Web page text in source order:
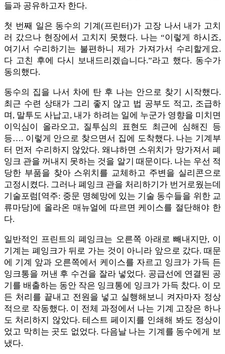
들과 공유하고자 한다.
첫 번째 일은 동수의 기계(프린터)가 고장 나서 내가 고치
러 갔으나 현장에서 고치지 못했다. 나는 “이렇게 하시죠,
여기서 수리하기는 불편하니 제가 가져가서 수리할게요.
다 고친 후에 다시 보내드리겠습니다.”라고 했다. 동수가
동의했다.
동수의 집을 나서 차에 탄 후 나는 안으로 찾기 시작했다.
최근 수련 상태가 그리 좋지 않고 법 공부도 적고, 조급하
며, 말투도 사납고, 내가 하려는 일에 누군가 영향을 미치면
이익심이 올라오고, 질투심의 표현도 최근에 심해진 등
등…. 이렇게 안으로 찾으면서 집에 도착했다. 나는 기계부
터 먼저 수리하지 않았다. 왜냐하면 스위치가 망가져서 폐
잉크 관을 꺼내지 못하는 것을 알기 때문이다. 나는 우선 적
당한 부품을 찾아 스위치를 교체하고 주변을 실리콘으로
고정시켰다. 그러나 폐잉크 관을 처리하기가 번거로웠는데
기술포럼[역주: 중문 명혜망에 있는 기술 동수들을 위한 교
류마당]에 올라온 매뉴얼에 따르면 케이스를 절단해야 한
다.
일반적인 프린트의 폐잉크는 오른쪽 아래로 빼내지만, 이
기계는 폐잉크가 뒤로 가는 것이 아니라 앞으로 갔다. 때문
에 기계 앞과 오른쪽에서 케이스를 자르고 잉크가 가득 든
잉크통을 꺼낸 후 수건을 잘라 넣었다. 공급선에 연결된 공
기를 배출하는 동안 작은 잉크통에 잉크가 가득 찼다. 이 모
든 처리를 끝내고 전원을 넣고 실행해보니 켜자마자 정상
적으로 작동했다. 이 전체 과정에서 나는 기계 고장은 하나
도 처리하지 않았다. 테스트 페이지를 인쇄해 봐도 정상이
었고 막히는 곳도 없었다. 다음날 나는 기계를 동수에게 보
냈다.